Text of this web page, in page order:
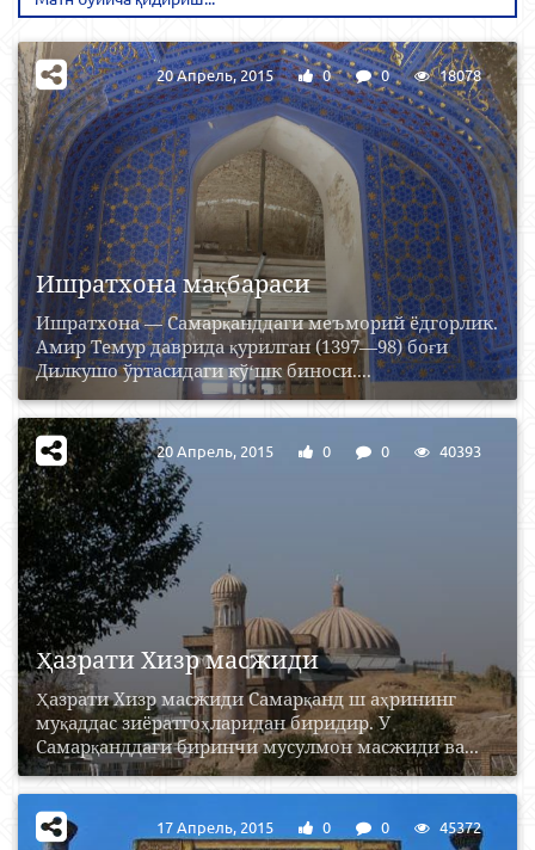
Ишратхона мақбараси
Ишратхона — Самарқанддаги меъморий ёдгорлик.
Амир Темур даврида қурилган (1397—98) боғи
Дилкушо ўртасидаги кўʻшк биноси....
20 Апрель, 2015 0 0 18078
Ҳазрати Хизр масжиди
Ҳазрати Хизр масжиди Самарқанд ш аҳрининг
муқаддас зиёратгоҳларидан биридир. У
Самарқанддаги биринчи мусулмон масжиди ва...
20 Апрель, 2015 0 0 40393
17 Апрель, 2015 0 0 45372